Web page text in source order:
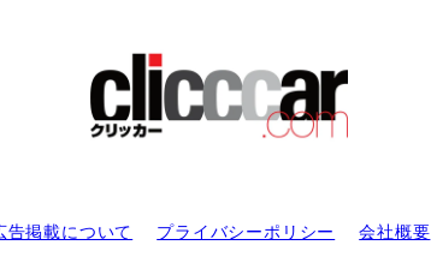
告掲載について プライバシーポリシー 会社概要